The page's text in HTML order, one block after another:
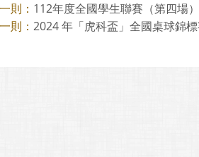
則： 112年度全國學生聯賽（第四場
則： 2024 年「虎科盃」全國桌球錦